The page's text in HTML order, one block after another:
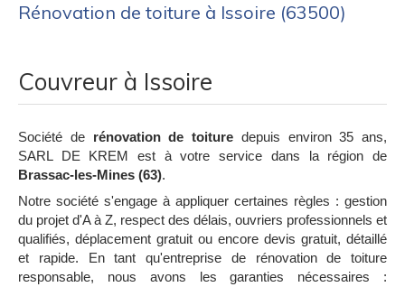
Rénovation de toiture à Issoire (63500)
Couvreur à Issoire
Société de rénovation de toiture depuis environ 35 ans,
SARL DE KREM est à votre service dans la région de
Brassac-les-Mines (63).
Notre société s'engage à appliquer certaines règles : gestion
du projet d'A à Z, respect des délais, ouvriers professionnels et
qualifiés, déplacement gratuit ou encore devis gratuit, détaillé
et rapide. En tant qu'entreprise de rénovation de toiture
responsable, nous avons les garanties nécessaires :